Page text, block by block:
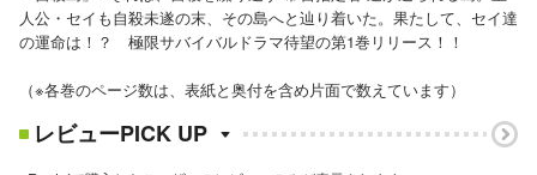
人公・セイも自殺未遂の末、その島へと辿り着いた。果たして、セイ達
の運命は！？ 極限サバイバルドラマ待望の第1巻リリース！！
（※各巻のページ数は、表紙と奥付を含め片面で数えています）
レビューPICK UP